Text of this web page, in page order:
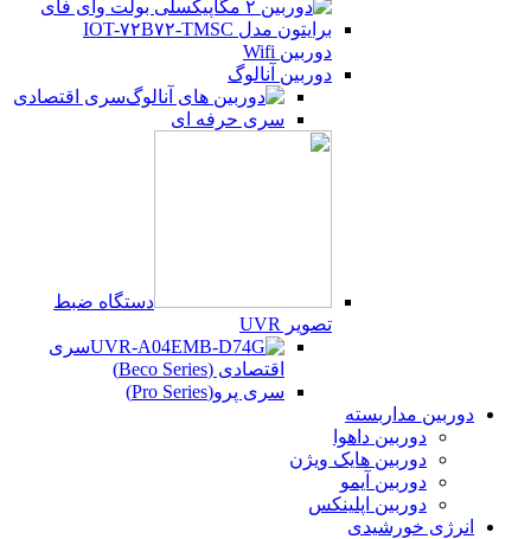
دوربین Wifi
دوربین آنالوگ
سری اقتصادی
سری حرفه ای
دستگاه ضبط
تصویر UVR
سری
اقتصادی (Beco Series)
سری پرو(Pro Series)
دوربین مداربسته
دوربین داهوا
دوربین هایک ویژن
دوربین آیمو
دوربین اپلینکس
انرژی خورشیدی